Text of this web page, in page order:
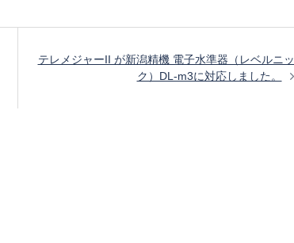
テレメジャーII が新潟精機 電子水準器（レベルニッ
ク）DL-m3に対応しました。